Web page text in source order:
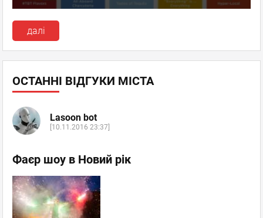
далі
ОСТАННІ ВІДГУКИ МІСТА
Lasoon bot
[10.11.2016 23:37]
Фаєр шоу в Новий рік